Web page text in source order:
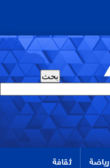
رياضة ثقافة